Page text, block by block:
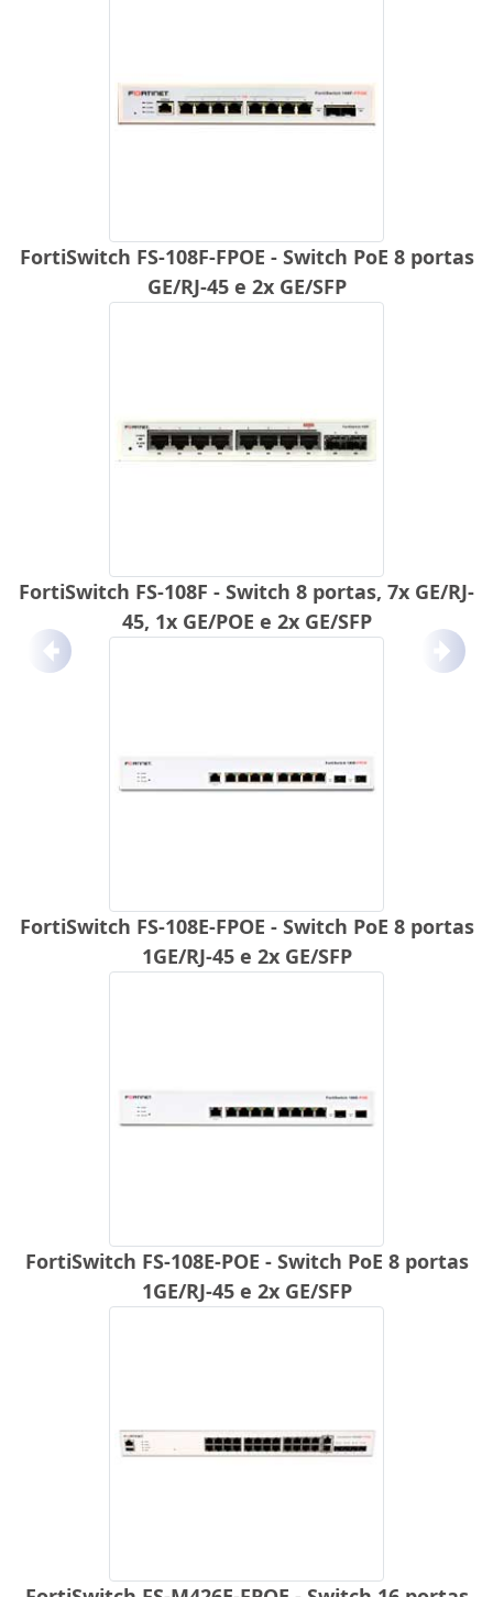
FortiSwitch FS-108F-FPOE - Switch PoE 8 portas
GE/RJ-45 e 2x GE/SFP
FortiSwitch FS-108F - Switch 8 portas, 7x GE/RJ-
45, 1x GE/POE e 2x GE/SFP
FortiSwitch FS-108E-FPOE - Switch PoE 8 portas
1GE/RJ-45 e 2x GE/SFP
FortiSwitch FS-108E-POE - Switch PoE 8 portas
1GE/RJ-45 e 2x GE/SFP
Anterior